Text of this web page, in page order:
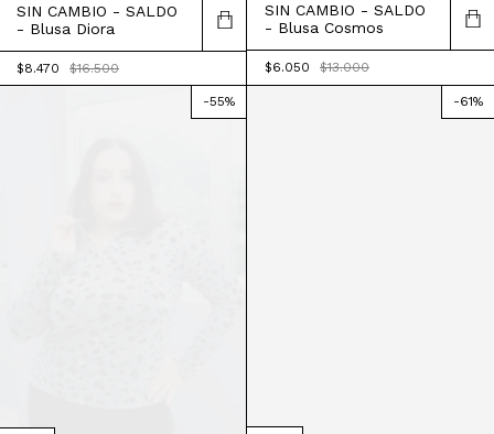
SIN CAMBIO - SALDO
- Blusa Diora
$8.470 $16.500
SIN CAMBIO - SALDO
- Blusa Cosmos
$6.050 $13.000
-55% -61%